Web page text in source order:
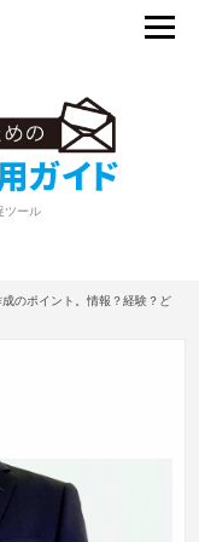
ツール
成のポイント。情報？経験？ど